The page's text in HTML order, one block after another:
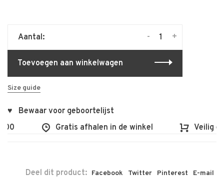
Aantal: +
-
Toevoegen aan winkelwagen
Size guide
♥ Bewaar voor geboortelijst
Gratis afhalen in de winkel Veilig
Deel dit product: Facebook Twitter Pinterest E-mail